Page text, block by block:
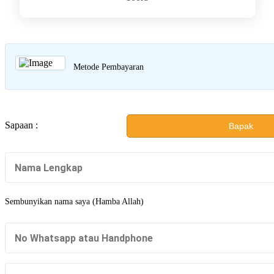
Metode Pembayaran
Sapaan : Bapak
Sembunyikan nama saya (Hamba Allah)